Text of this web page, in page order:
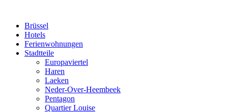
Brüssel
Hotels
Ferienwohnungen
Stadtteile
Europaviertel
Haren
Laeken
Neder-Over-Heembeek
Pentagon
Quartier Louise